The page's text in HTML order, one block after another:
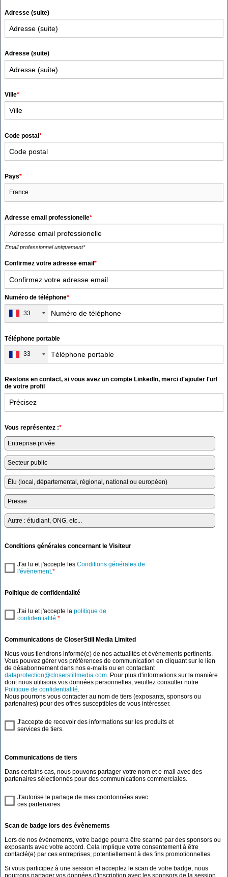
Adresse (suite)
Adresse (suite)
Ville*
Code postal*
Pays*
Adresse email professionelle*
Email professionnel uniquement*
Confirmez votre adresse email *
Numéro de téléphone*
33
Téléphone portable
33
Restons en contact, si vous avez un compte LinkedIn, merci d'ajouter l'url
de votre profil
Vous représentez :*
Entreprise privée
Secteur public
Élu (local, départemental, régional, national ou européen)
Presse
Autre : étudiant, ONG, etc...
Conditions générales concernant le Visiteur
J'ai lu et j'accepte les Conditions générales de
l'évènement.*
Politique de confidentialité
J'ai lu et j'accepte la politique de
confidentialité.*
Communications de CloserStill Media Limited
Nous vous tiendrons informé(e) de nos actualités et évènements pertinents.
Vous pouvez gérer vos préférences de communication en cliquant sur le lien
de désabonnement dans nos e-mails ou en contactant
dataprotection@closerstillmedia.com. Pour plus d'informations sur la manière
dont nous utilisons vos données personnelles, veuillez consulter notre
Politique de confidentialité.
Nous pourrons vous contacter au nom de tiers (exposants, sponsors ou
partenaires) pour des offres susceptibles de vous intéresser.
J'accepte de recevoir des informations sur les produits et
services de tiers.
Communications de tiers
Dans certains cas, nous pouvons partager votre nom et e-mail avec des
partenaires sélectionnés pour des communications commerciales.
J'autorise le partage de mes coordonnées avec
ces partenaires.
Scan de badge lors des évènements
Lors de nos évènements, votre badge pourra être scanné par des sponsors ou
exposants avec votre accord. Cela implique votre consentement à être
contacté(e) par ces entreprises, potentiellement à des fins promotionnelles.
Si vous participez à une session et acceptez le scan de votre badge, nous